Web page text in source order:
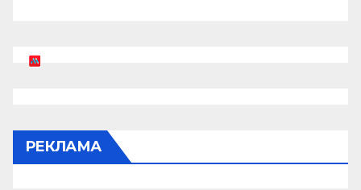
РЕКЛАМА